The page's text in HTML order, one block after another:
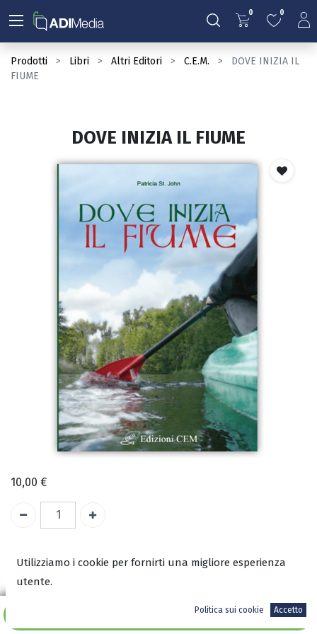
0 0
Prodotti Libri Altri Editori C.E.M.
DOVE INIZIA IL
FIUME
Aggiungi al carrello
DOVE INIZIA IL FIUME
10,00 €
COD: 1958
Utilizziamo i cookie per fornirti una migliore esperienza
utente.
Politica sui cookie Accetto